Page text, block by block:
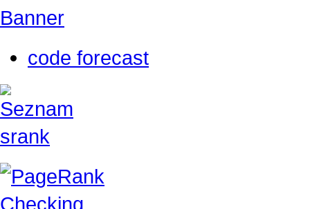
Banner
code forecast